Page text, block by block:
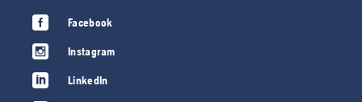
Facebook
Instagram
LinkedIn